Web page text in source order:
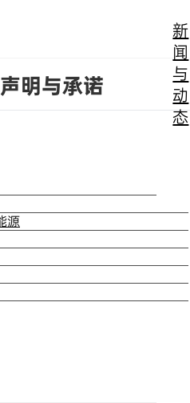
新
闻
与
动
态
源
明与承诺